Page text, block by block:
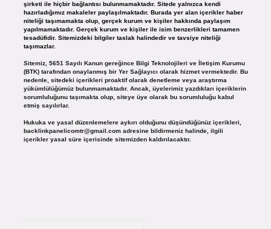
şirketi ile hiçbir bağlantısı bulunmamaktadır. Sitede yalnızca kendi
hazırladığımız makaleler paylaşılmaktadır. Burada yer alan içerikler haber
niteliği taşımamakta olup, gerçek kurum ve kişiler hakkında paylaşım
yapılmamaktadır. Gerçek kurum ve kişiler ile isim benzerlikleri tamamen
tesadüfidir. Sitemizdeki bilgiler taslak halindedir ve tavsiye niteliği
taşımazlar.
Sitemiz, 5651 Sayılı Kanun gereğince Bilgi Teknolojileri ve İletişim Kurumu
(BTK) tarafından onaylanmış bir Yer Sağlayıcı olarak hizmet vermektedir. Bu
nedenle, sitedeki içerikleri proaktif olarak denetleme veya araştırma
yükümlülüğümüz bulunmamaktadır. Ancak, üyelerimiz yazdıkları içeriklerin
sorumluluğunu taşımakta olup, siteye üye olarak bu sorumluluğu kabul
etmiş sayılırlar.
Hukuka ve yasal düzenlemelere aykırı olduğunu düşündüğünüz içerikleri,
backlinkpanelicomtr@gmail.comadresine bildirmeniz halinde, ilgili
içerikler yasal süre içerisinde sitemizden kaldırılacaktır.